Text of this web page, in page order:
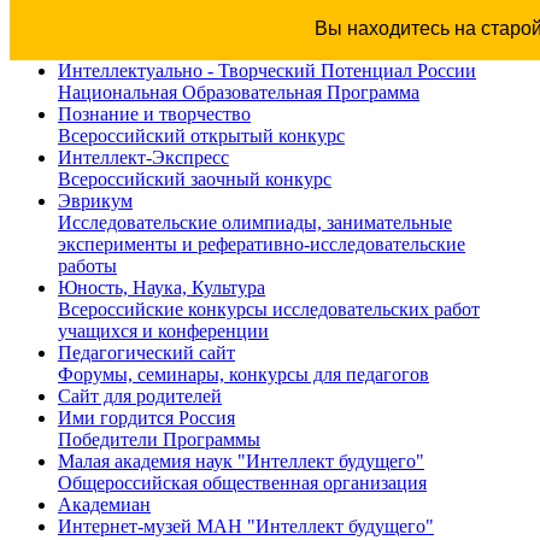
Вы находитесь на
Интеллектуально - Творческий Потенциал России
Национальная Образовательная Программа
Познание и творчество
Всероссийский открытый конкурс
Интеллект-Экспресс
Всероссийский заочный конкурс
Эврикум
Исследовательские олимпиады, занимательные
эксперименты и реферативно-исследовательские
работы
Юность, Наука, Культура
Всероссийские конкурсы исследовательских работ
учащихся и конференции
Педагогический сайт
Форумы, семинары, конкурсы для педагогов
Сайт для родителей
Ими гордится Россия
Победители Программы
Малая академия наук "Интеллект будущего"
Общероссийская общественная организация
Академиан
Интернет-музей МАН "Интеллект будущего"